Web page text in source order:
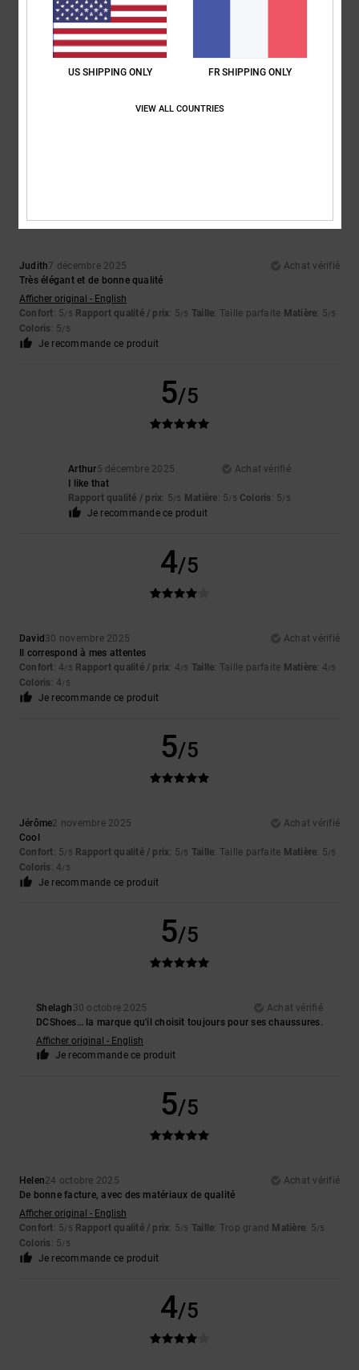
Une excellente paire de baskets. Très beau design et très confortables
Rapport qualité / prix: 5/5 Taille: Taille parfaite
Judith7 décembre 2025
Achat vérifié
Très élégant et de bonne qualité
Afficher original - English
Confort: 5/5 Rapport qualité / prix: 5/5 Taille: Taille parfaite Matière: 5/5
Coloris: 5/5
Je recommande ce produit
5/5
Arthur5 décembre 2025
Achat vérifié
I like that
Rapport qualité / prix: 5/5 Matière: 5/5 Coloris: 5/5
Je recommande ce produit
4/5
David 30 novembre 2025
Achat vérifié
Il correspond à mes attentes
Confort: 4/5 Rapport qualité / prix: 4/5 Taille: Taille parfaite Matière: 4/5
Coloris: 4/5
Je recommande ce produit
5/5
Jérôme2 novembre 2025
Achat vérifié
Cool
Confort: 5/5 Rapport qualité / prix: 5/5 Taille: Taille parfaite Matière: 5/5
Coloris: 4/5
Je recommande ce produit
5/5
Shelagh 30 octobre 2025
Achat vérifié
DCShoes… la marque qu'il choisit toujours pour ses chaussures.
Afficher original - English
Je recommande ce produit
5/5
Helen24 octobre 2025
Achat vérifié
De bonne facture, avec des matériaux de qualité
Afficher original - English
Confort: 5/5 Rapport qualité / prix: 5/5 Taille: Trop grand Matière: 5/5
Coloris: 5/5
Je recommande ce produit
4/5
US SHIPPING ONLY FR SHIPPING ONLY
VIEW ALL COUNTRIES